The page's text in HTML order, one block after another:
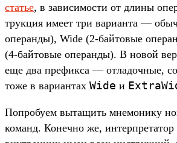
статье, в зависи­мос­ти от дли­ны
трук­ция име­ет три вари­анта —
опе­ран­ды), Wide (2-бай­товые
(4-бай­товые опе­ран­ды). В новой
еще два пре­фик­са — отла­доч­ные,
тоже в вари­антах Wide и
Поп­робу­ем вытащить мне­мони­ку
команд. Конеч­но же,